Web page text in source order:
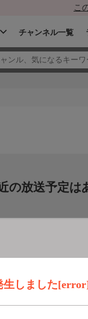
こ
チャンネル一覧
生しました
の放送予定は